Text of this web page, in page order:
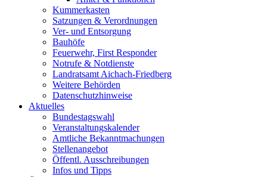
Kummerkasten
Satzungen & Verordnungen
Ver- und Entsorgung
Bauhöfe
Feuerwehr, First Responder
Notrufe & Notdienste
Landratsamt Aichach-Friedberg
Weitere Behörden
Datenschutzhinweise
Aktuelles
Bundestagswahl
Veranstaltungskalender
Amtliche Bekanntmachungen
Stellenangebot
Öffentl. Ausschreibungen
Infos und Tipps